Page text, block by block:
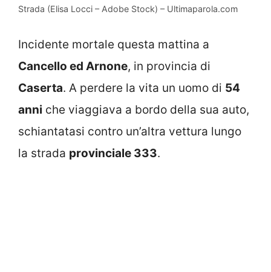
Strada (Elisa Locci – Adobe Stock) – Ultimaparola.com
Incidente mortale questa mattina a
Cancello ed Arnone, in provincia di
Caserta. A perdere la vita un uomo di 54
anni che viaggiava a bordo della sua auto,
schiantatasi contro un’altra vettura lungo
la strada provinciale 333.